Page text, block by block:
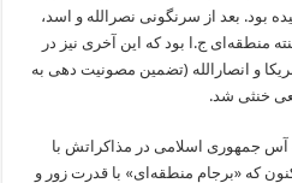
بود. بعد از سرنگونی نصرالله و اسد،
منطقه‌ای ج.ا بود که این آخری نیز در
ماه 1404 میان آمریکا و انصارالله (تضمین مصونیت دهی به
خنثی شد.
آس جمهوری اسلامی در مذاکراتش با
که «برجام منطقه‌ای» با قدرت زور و